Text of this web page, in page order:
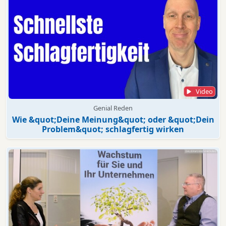
Video
Genial Reden
Wie &quot;Deine Meinung&quot; oder &quot;Dein
Problem&quot; schlagfertig wirken